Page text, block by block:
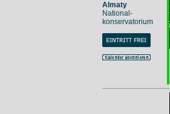
Almaty
National-
konservatorium